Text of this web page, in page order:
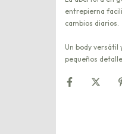
entrepierna
cambios diarios.
Un body versátil
pequeños